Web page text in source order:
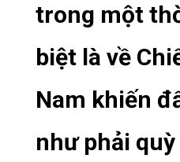
trong một
biệt là về
Nam khiến
như phải